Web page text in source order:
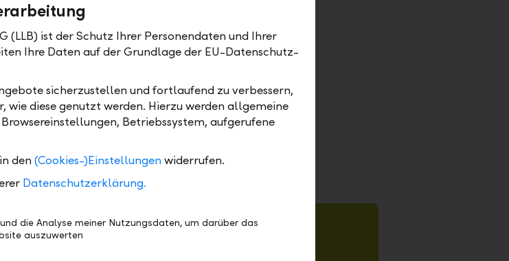
treten, oder mehr zu Themen wie dem
oder unserem Private-Label-
(LLB) ist der Schutz Ihrer Personendaten und Ihrer
Ihre Daten auf der Grundlage der EU-Datenschutz-
sicherzustellen und fortlaufend zu verbessern,
diese genutzt werden. Hierzu werden allgemeine
Betriebssystem, aufgerufene
den(Cookies-)Einstellungenwiderrufen.
Datenschutzerklärung.
die Analyse meiner Nutzungsdaten, um darüber das
auszuwerten